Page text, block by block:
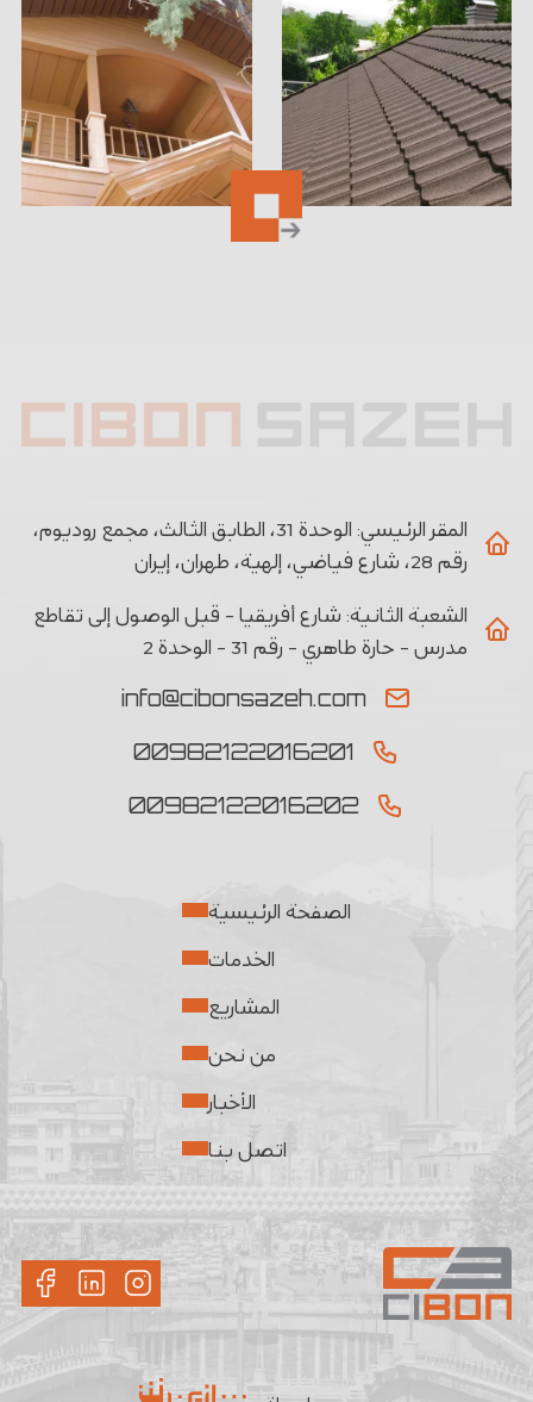
المقر الرئيسي:
الوحدة 31، الطابق الثالث، مجمع روديوم،
رقم 28، شارع فياضي، إلهية، طهران، إيران
الشعبة الثانیة: شارع أفريقيا - قبل الوصول إلى تقاطع
مدرس - حارة طاهري - رقم 31 - الوحدة 2
info@cibonsazeh.com
00982122016201
00982122016202
الصفحة الرئيسية
الخدمات
المشاريع
من نحن
الأخبار
اتصل بنا